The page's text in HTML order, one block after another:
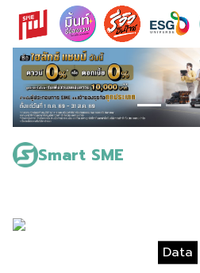
Skip
content
Smart SME
Search
for:
Data